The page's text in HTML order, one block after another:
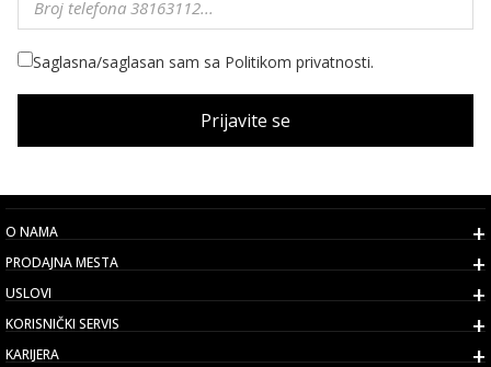
Saglasna/saglasan sam sa Politikom privatnosti.
Prijavite se
O NAMA
PRODAJNA MESTA
USLOVI
KORISNIČKI SERVIS
KARIJERA